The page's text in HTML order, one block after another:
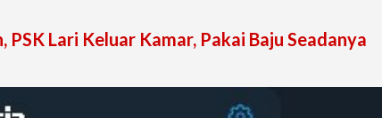
PSK Lari Keluar Kamar, Pakai Baju Seadanya